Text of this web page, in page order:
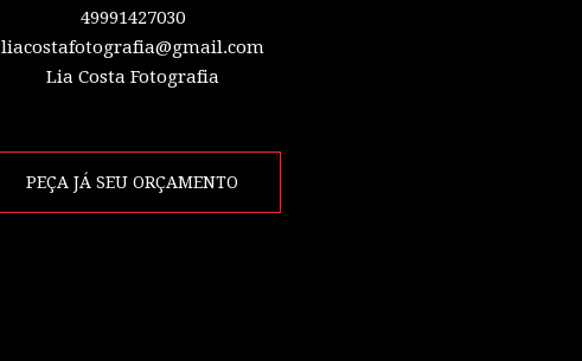
49991427030
liacostafotografia@gmail.com
Lia Costa Fotografia
PEÇA JÁ SEU ORÇAMENTO